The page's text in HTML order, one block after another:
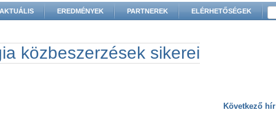
AKTUÁLIS EREDMÉNYEK PARTNEREK ELÉRHETŐSÉGEK
közbeszerzések sikerei
Következő hír